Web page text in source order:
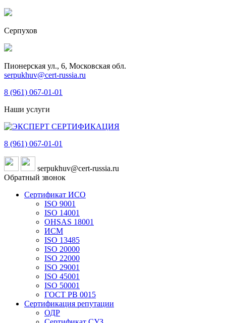
Серпухов
Пионерская ул., 6, Московская обл.
serpukhuv@cert-russia.ru
8 (961) 067-01-01
Наши услуги
8 (961) 067-01-01
serpukhuv@cert-russia.ru
Обратный звонок
Сертификат ИСО
ISO 9001
ISO 14001
OHSAS 18001
ИСМ
ISO 13485
ISO 20000
ISO 22000
ISO 29001
ISO 45001
ISO 50001
ГОСТ РВ 0015
Сертификация репутации
ОДР